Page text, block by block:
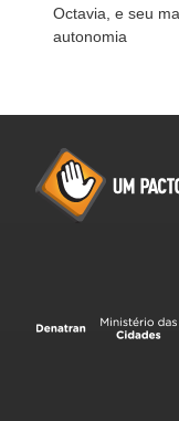
Octavia, e seu
autonomia